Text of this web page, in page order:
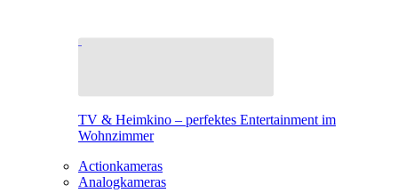
TV & Heimkino – perfektes Entertainment im
Wohnzimmer
Actionkameras
Analogkameras